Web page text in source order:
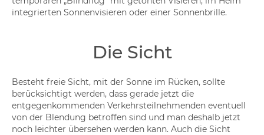
integrierten Sonnenvisieren oder einer Sonnenbrille.
Die Sicht
Besteht freie Sicht, mit der Sonne im Rücken, sollte
berücksichtigt werden, dass gerade jetzt die
entgegenkommenden Verkehrsteilnehmenden eventuell
von der Blendung betroffen sind und man deshalb jetzt
noch leichter übersehen werden kann. Auch die Sicht